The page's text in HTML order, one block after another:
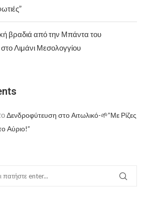
βραδιά από την Μπάντα του
Λιμάνι Μεσολογγίου
Δενδροφύτευση στο Αιτωλικό-🌱”Με Ρίζες
Αύριο!”